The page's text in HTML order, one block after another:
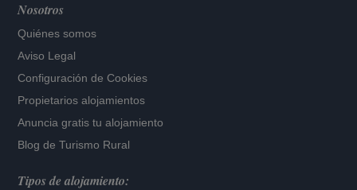
Nosotros
Quiénes somos
Aviso Legal
Configuración de Cookies
Propietarios alojamientos
Anuncia gratis tu alojamiento
Blog de Turismo Rural
Tipos de alojamiento: